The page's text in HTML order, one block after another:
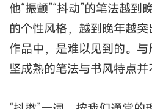
他“振颤”“抖动”的笔法越到
的个性风格，越到晚年越
作品中，是难以见到的。
坚成熟的笔法与书风特点并